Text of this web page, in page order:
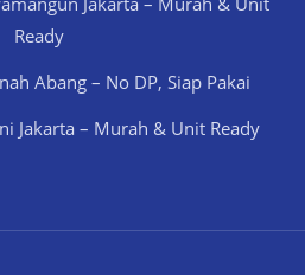
Ready
Abang – No DP, Siap Pakai
Jakarta – Murah & Unit Ready